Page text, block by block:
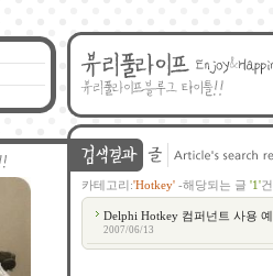
카테고리:'Hotkey'-해당되는 글 '1'건
Delphi Hotkey 컴퍼넌트 사용 예
2007/06/13